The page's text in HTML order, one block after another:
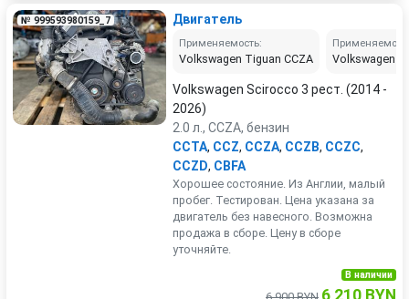
№ 999593980159_7 Двигатель
Применяемость:
Volkswagen Tiguan CCZA Volkswagen
Volkswagen Scirocco 3 рест. (2014 -
2026)
2.0 л., CCZA, бензин
CCTA, CCZ, CCZA, CCZB, CCZC,
CCZD, CBFA
Хорошее состояние. Из Англии, малый
пробег. Тестирован. Цена указана за
двигатель без навесного. Возможна
продажа в сборе. Цену в сборе
уточняйте.
В наличии
6 210 BYN